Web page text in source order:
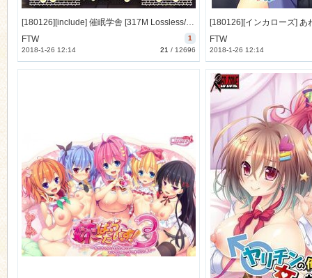
[180126][include] 催眠学舎 [317M Lossless/10M JPG] [981741]
1
FTW
21 / 12696
2018-1-26 12:14
FTW
2018-1-26 12:14